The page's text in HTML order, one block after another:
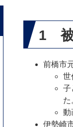
1 被
前橋市
世
子
た
動
伊勢崎